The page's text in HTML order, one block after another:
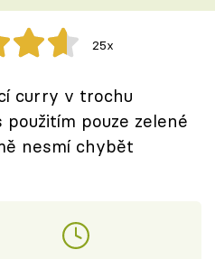
25x
curry v trochu
pouze zelené
nesmí chybět